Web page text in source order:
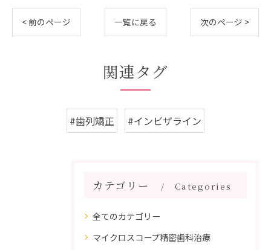
< 前のページ 一覧に戻る 次のページ >
関連タグ
#歯列矯正 #インビザライン
カテゴリー Categories
全てのカテゴリー
マイクロスコープ精密歯科治療